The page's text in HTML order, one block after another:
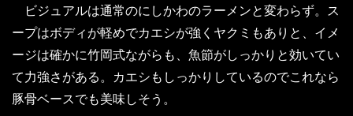
ビジュアルは通常のにしかわのラーメンと変わらず。ス
ープはボディが軽めでカエシが強くヤクミもありと、イメ
ージは確かに竹岡式ながらも、魚節がしっかりと効いてい
て力強さがある。カエシもしっかりしているのでこれなら
豚骨ベースでも美味しそう。